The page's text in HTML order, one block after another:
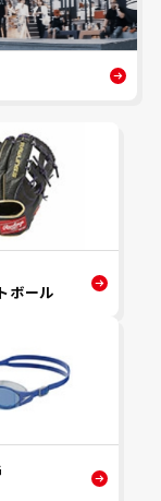
ボール